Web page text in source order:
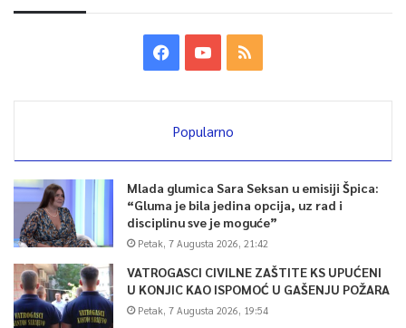
Popularno
Mlada glumica Sara Seksan u emisiji Špica:
“Gluma je bila jedina opcija, uz rad i
disciplinu sve je moguće”
Petak, 7 Augusta 2026, 21:42
VATROGASCI CIVILNE ZAŠTITE KS UPUĆENI
U KONJIC KAO ISPOMOĆ U GAŠENJU POŽARA
Petak, 7 Augusta 2026, 19:54